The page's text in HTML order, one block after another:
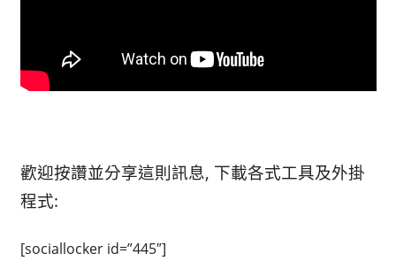
歡迎按讚並分享這則訊息, 下載各式工具及外掛
程式:
[sociallocker id=”445″]